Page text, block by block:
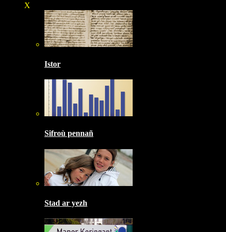
X
Istor
Sifroù pennañ
Stad ar yezh